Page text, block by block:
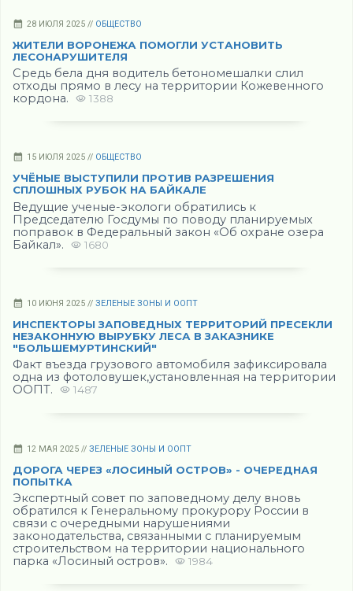
28 ИЮЛЯ 2025 // ОБЩЕСТВО
ЖИТЕЛИ ВОРОНЕЖА ПОМОГЛИ УСТАНОВИТЬ
ЛЕСОНАРУШИТЕЛЯ
Средь бела дня водитель бетономешалки слил
отходы прямо в лесу на территории Кожевенного
кордона.
1388
15 ИЮЛЯ 2025 // ОБЩЕСТВО
УЧЁНЫЕ ВЫСТУПИЛИ ПРОТИВ РАЗРЕШЕНИЯ
СПЛОШНЫХ РУБОК НА БАЙКАЛЕ
Ведущие ученые-экологи обратились к
Председателю Госдумы по поводу планируемых
поправок в Федеральный закон «Об охране озера
Байкал».
1680
10 ИЮНЯ 2025 // ЗЕЛЕНЫЕ ЗОНЫ И ООПТ
ИНСПЕКТОРЫ ЗАПОВЕДНЫХ ТЕРРИТОРИЙ ПРЕСЕКЛИ
НЕЗАКОННУЮ ВЫРУБКУ ЛЕСА В ЗАКАЗНИКЕ
"БОЛЬШЕМУРТИНСКИЙ"
Факт въезда грузового автомобиля зафиксировала
одна из фотоловушек,установленная на территории
ООПТ.
1487
12 МАЯ 2025 // ЗЕЛЕНЫЕ ЗОНЫ И ООПТ
ДОРОГА ЧЕРЕЗ «ЛОСИНЫЙ ОСТРОВ» - ОЧЕРЕДНАЯ
ПОПЫТКА
Экспертный совет по заповедному делу вновь
обратился к Генеральному прокурору России в
связи с очередными нарушениями
законодательства, связанными с планируемым
строительством на территории национального
парка «Лосиный остров» .
1984